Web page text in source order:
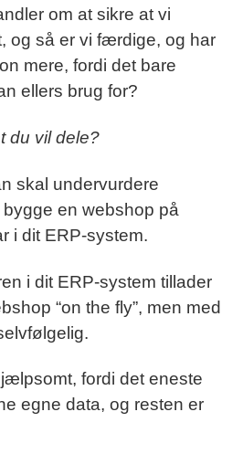
om at sikre at vi
og så er vi færdige, og har
mere, fordi det bare
ellers brug for?
du vil dele?
skal undervurdere
en webshop på
i dit ERP-system.
i dit ERP-system tillader
“on the fly”, men med
fordi det eneste
egne data, og resten er